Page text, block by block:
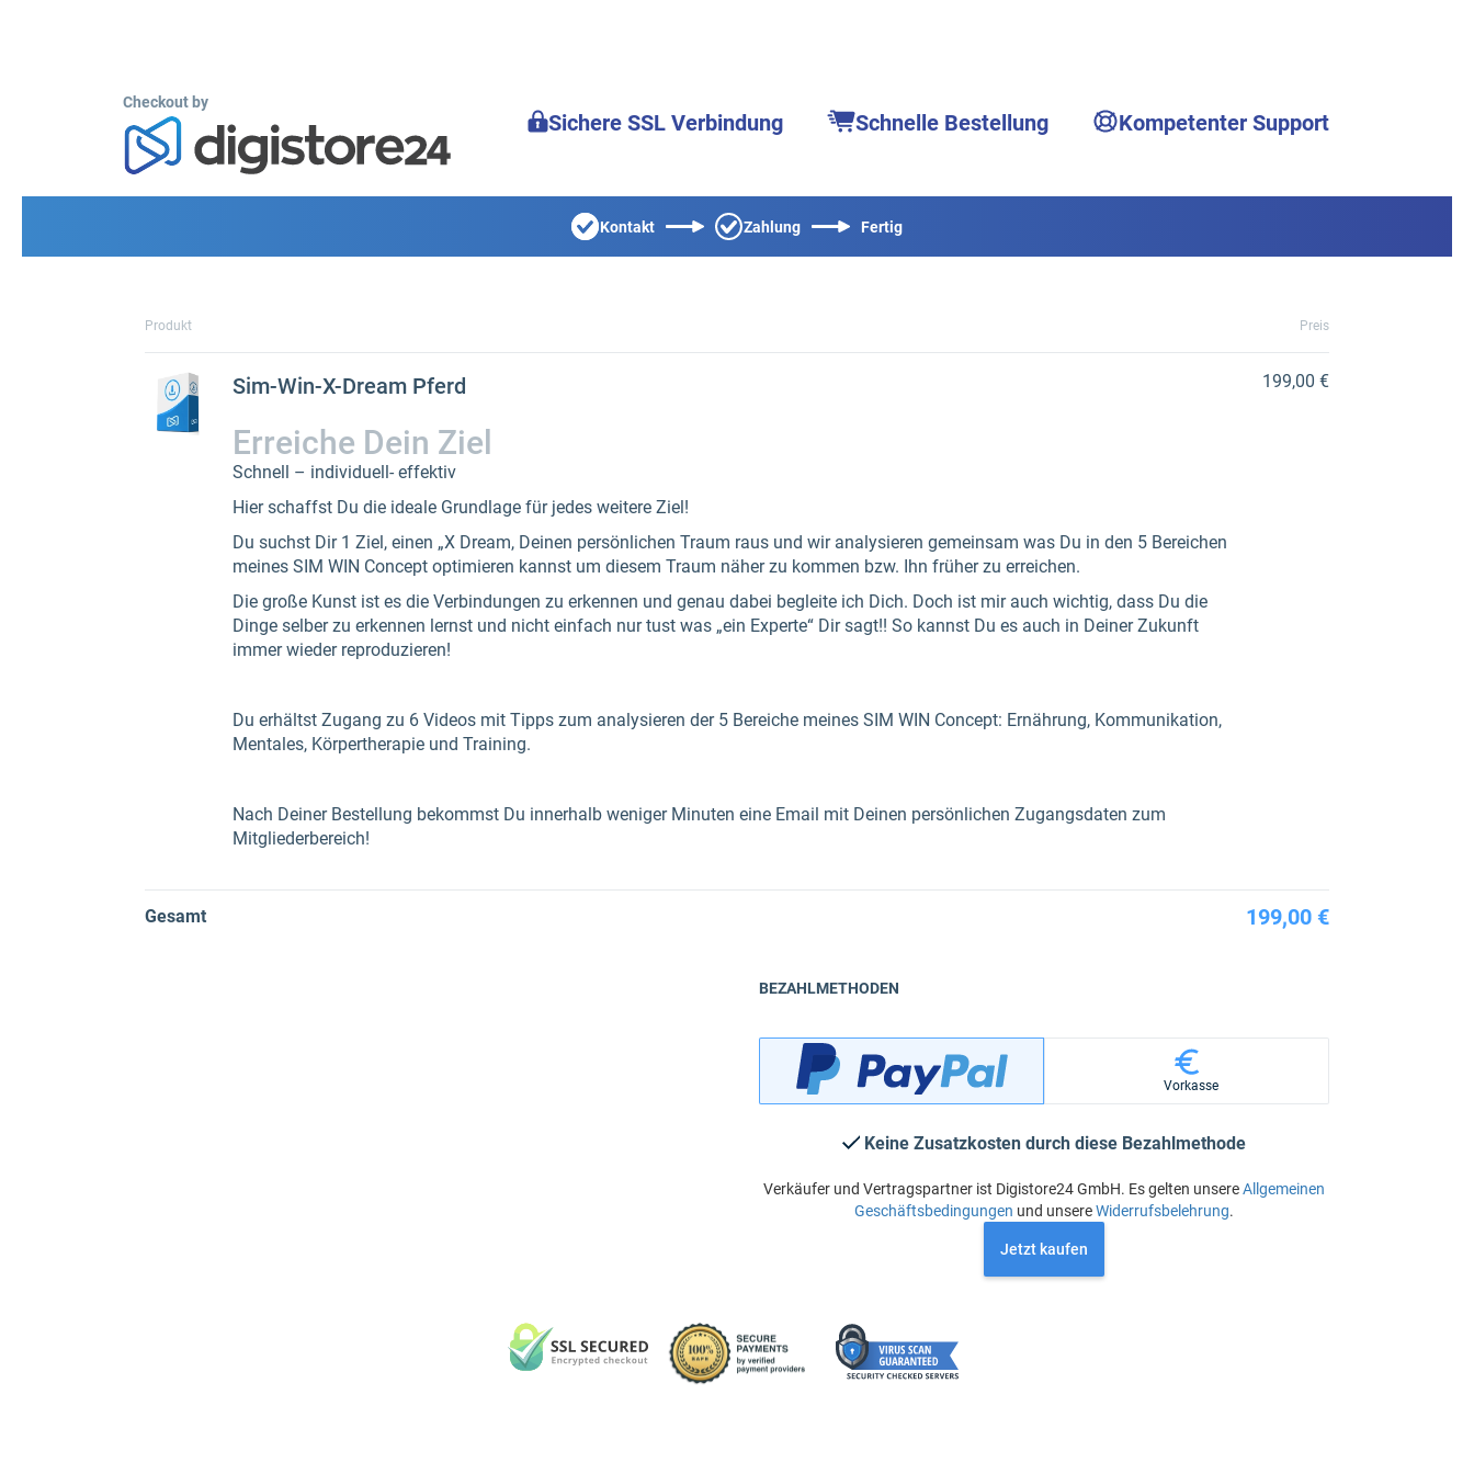
Checkout by
Sichere SSL Verbindung Schnelle Bestellung Kompetenter Support
Kontakt Zahlung Fertig
Produkt Preis
Sim-Win-X-Dream Pferd
Erreiche Dein Ziel
Schnell – individuell- effektiv
Hier schaffst Du die ideale Grundlage für jedes weitere Ziel!
Du suchst Dir 1 Ziel, einen „X Dream, Deinen persönlichen Traum raus und wir analysieren gemeinsam was Du in den 5 Bereichen
meines SIM WIN Concept optimieren kannst um diesem Traum näher zu kommen bzw. Ihn früher zu erreichen.
Die große Kunst ist es die Verbindungen zu erkennen und genau dabei begleite ich Dich. Doch ist mir auch wichtig, dass Du die
Dinge selber zu erkennen lernst und nicht einfach nur tust was „ein Experte“ Dir sagt!! So kannst Du es auch in Deiner Zukunft
immer wieder reproduzieren!
Du erhältst Zugang zu 6 Videos mit Tipps zum analysieren der 5 Bereiche meines SIM WIN Concept: Ernährung, Kommunikation,
Mentales, Körpertherapie und Training.
Nach Deiner Bestellung bekommst Du innerhalb weniger Minuten eine Email mit Deinen persönlichen Zugangsdaten zum
Mitgliederbereich!
199,00 €
Gesamt 199,00 €
BEZAHLMETHODEN
Vorkasse
Keine Zusatzkosten durch diese Bezahlmethode
Verkäufer und Vertragspartner ist Digistore24 GmbH. Es gelten unsereAllgemeinen
Geschäftsbedingungen und unsereWiderrufsbelehrung.
Jetzt kaufen